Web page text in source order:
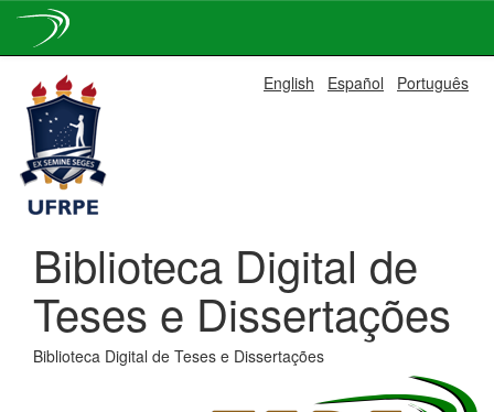
navigation
English Español Português
Biblioteca Digital de
Teses e Dissertações
Biblioteca Digital de Teses e Dissertações